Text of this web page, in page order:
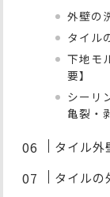
外壁の
タイル
下地モ
要】
シーリ
亀裂・
タイル外
タイルの